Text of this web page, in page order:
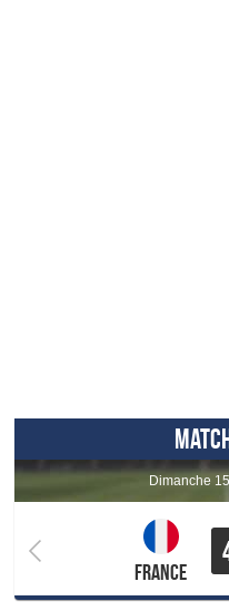
dimanche
France